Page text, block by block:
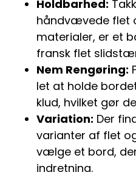
Holdbarhed:
håndvævede flet
materialer, er et
fransk flet
Nem Rengøring:
let at holde
klud, hvilket gør
Variation: Der
varianter af flet
vælge et bord,
indretning.